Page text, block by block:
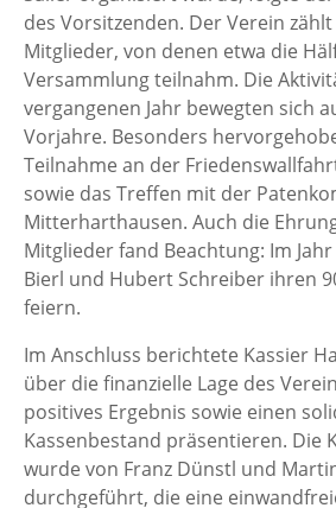
des Vorsitzenden. Der Verein
Mitglieder, von denen etwa die
Versammlung teilnahm. Die
vergangenen Jahr bewegten sich
Vorjahre. Besonders
Teilnahme an der
sowie das Treffen mit der
Mitterharthausen. Auch die
Mitglieder fand Beachtung: Im
Bierl und Hubert Schreiber ihren
feiern.
Im Anschluss berichtete Kassier
über die finanzielle Lage des
positives Ergebnis sowie einen
Kassenbestand präsentieren. Die
wurde von Franz Dünstl und
durchgeführt, die eine